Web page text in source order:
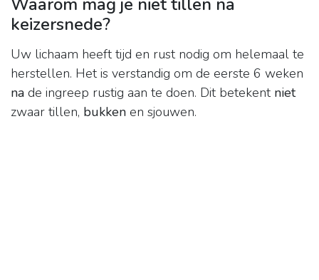
keizersnede?
Uw lichaam heeft tijd en rust nodig om helemaal te
herstellen. Het is verstandig om de eerste 6 weken
na de ingreep rustig aan te doen. Dit betekent niet
zwaar tillen, bukken en sjouwen.